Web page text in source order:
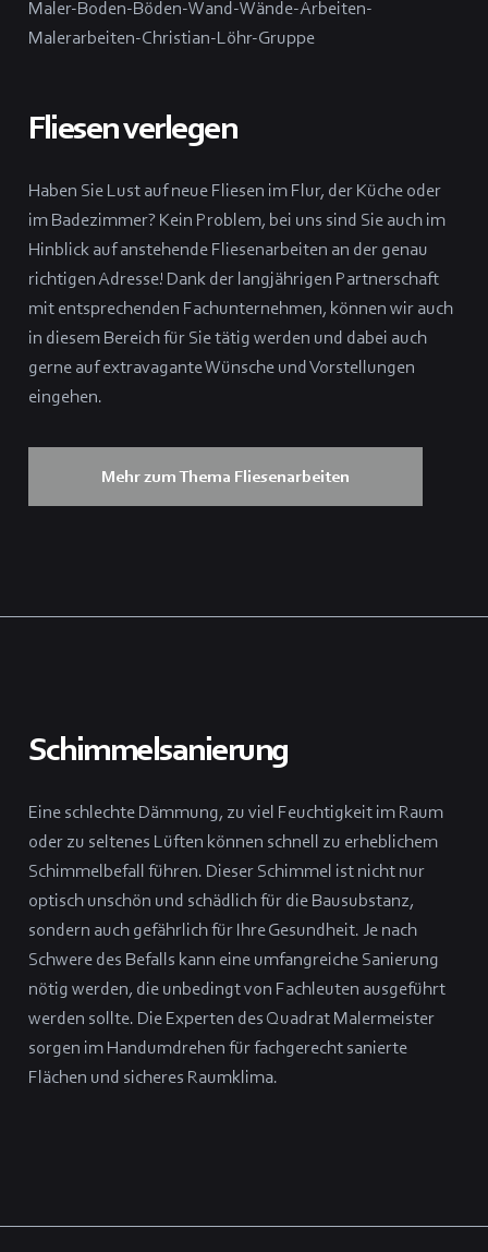
Fliesen verlegen
Haben Sie Lust auf neue Fliesen im Flur, der Küche oder
im Badezimmer? Kein Problem, bei uns sind Sie auch im
Hinblick auf anstehende Fliesenarbeiten an der genau
richtigen Adresse! Dank der langjährigen Partnerschaft
mit entsprechenden Fachunternehmen, können wir auch
in diesem Bereich für Sie tätig werden und dabei auch
gerne auf extravagante Wünsche und Vorstellungen
eingehen.
Mehr zum Thema Fliesenarbeiten
Schimmelsanierung
Eine schlechte Dämmung, zu viel Feuchtigkeit im Raum
oder zu seltenes Lüften können schnell zu erheblichem
Schimmelbefall führen. Dieser Schimmel ist nicht nur
optisch unschön und schädlich für die Bausubstanz,
sondern auch gefährlich für Ihre Gesundheit. Je nach
Schwere des Befalls kann eine umfangreiche Sanierung
nötig werden, die unbedingt von Fachleuten ausgeführt
werden sollte. Die Experten des Quadrat Malermeister
sorgen im Handumdrehen für fachgerecht sanierte
Flächen und sicheres Raumklima.